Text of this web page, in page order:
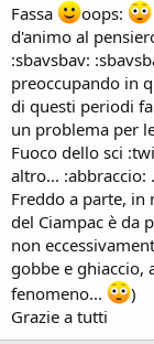
Fassa
oops:
d'animo al
:sbavsbav:
preoccupando in
di questi periodi
un problema per
Fuoco dello sci
altro... :abbraccio:
Freddo a parte, in
del Ciampac è da
non
gobbe e ghiaccio,
fenomeno...
)
Grazie a tutti